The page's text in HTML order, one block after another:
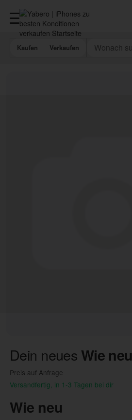
Kaufen Verkaufen
Dein neues Wie neu
Preis auf Anfrage
Versandfertig, in 1-3 Tagen bei dir
Wie neu